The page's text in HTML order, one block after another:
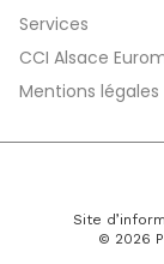
Services
CCI Alsace
Mentions légales
Site
© 2026